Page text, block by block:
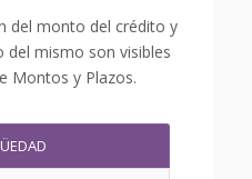
del monto del crédito y
del mismo son visibles
Montos y Plazos.